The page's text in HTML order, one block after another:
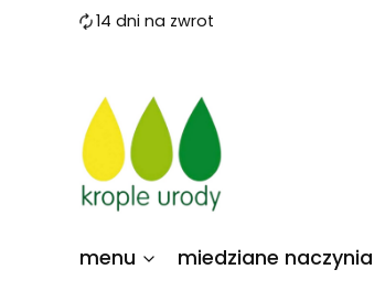
14 dni na zwrot
menu miedziane naczynia